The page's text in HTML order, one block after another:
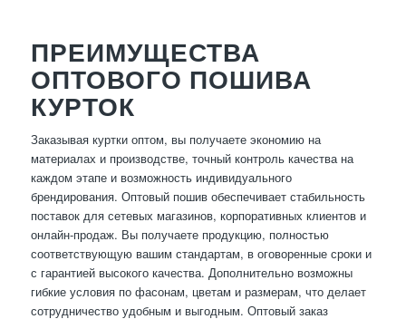
ПРЕИМУЩЕСТВА
ОПТОВОГО ПОШИВА
КУРТОК
Заказывая куртки оптом, вы получаете экономию на
материалах и производстве, точный контроль качества на
каждом этапе и возможность индивидуального
брендирования. Оптовый пошив обеспечивает стабильность
поставок для сетевых магазинов, корпоративных клиентов и
онлайн-продаж. Вы получаете продукцию, полностью
соответствующую вашим стандартам, в оговоренные сроки и
с гарантией высокого качества. Дополнительно возможны
гибкие условия по фасонам, цветам и размерам, что делает
сотрудничество удобным и выгодным. Оптовый заказ